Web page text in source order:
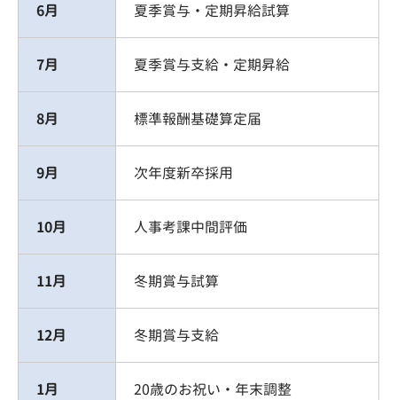
6月 夏季賞与・定期昇給試算
7月 夏季賞与支給・定期昇給
8月 標準報酬基礎算定届
9月 次年度新卒採用
10月 人事考課中間評価
11月 冬期賞与試算
12月 冬期賞与支給
1月 20歳のお祝い・年末調整